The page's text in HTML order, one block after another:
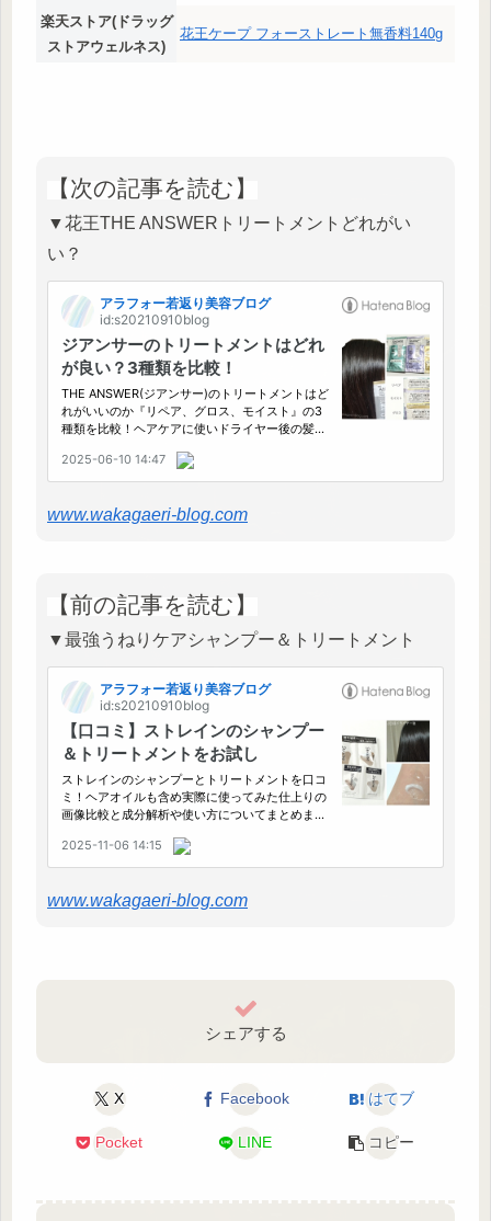
楽天ストア(ドラッグ
ストアウェルネス)
花王ケープ フォーストレート無香料140g
【次の記事を読む】
▼花王THE ANSWERトリートメントどれがい
い？
www.wakagaeri-blog.com
【前の記事を読む】
▼最強うねりケアシャンプー＆トリートメント
www.wakagaeri-blog.com
シェアする
X Facebook はてブ
Pocket LINE コピー